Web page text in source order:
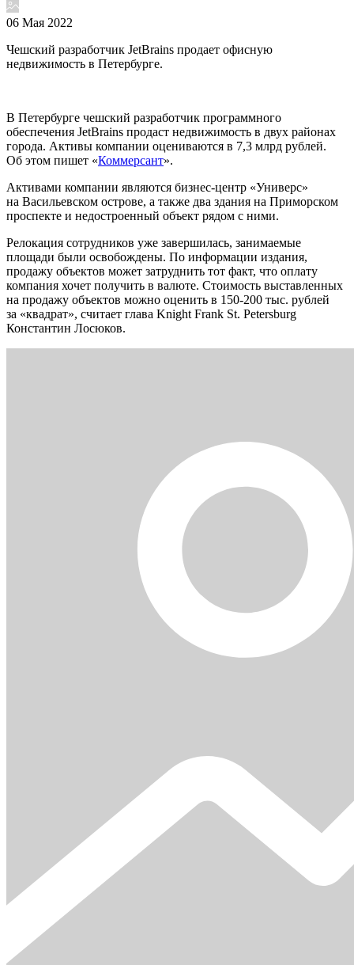
06 Мая 2022
Чешский разработчик JetBrains продает офисную
недвижимость в Петербурге.
В Петербурге чешский разработчик программного
обеспечения JetBrains продаст недвижимость в двух районах
города. Активы компании оцениваются в 7,3 млрд рублей.
Об этом пишет «Коммерсант».
Активами компании являются бизнес-центр «Универс»
на Васильевском острове, а также два здания на Приморском
проспекте и недостроенный объект рядом с ними.
Релокация сотрудников уже завершилась, занимаемые
площади были освобождены. По информации издания,
продажу объектов может затруднить тот факт, что оплату
компания хочет получить в валюте. Стоимость выставленных
на продажу объектов можно оценить в 150-200 тыс. рублей
за «квадрат», считает глава Knight Frank St. Petersburg
Константин Лосюков.